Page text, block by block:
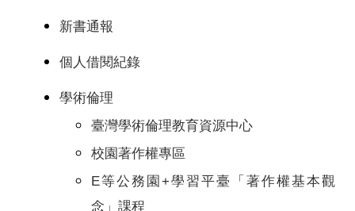
新書通報
個人借閱紀錄
學術倫理
臺灣學術倫理教育資源中心
校園著作權專區
E等公務園+學習平臺「著作權基本觀